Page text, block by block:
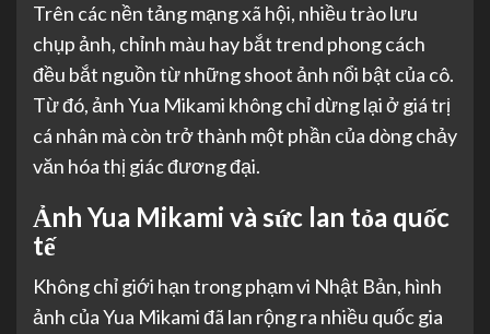
Trên các nền tảng mạng xã hội, nhiều trào lưu
chụp ảnh, chỉnh màu hay bắt trend phong cách
đều bắt nguồn từ những shoot ảnh nổi bật của cô.
Từ đó, ảnh Yua Mikami không chỉ dừng lại ở giá trị
cá nhân mà còn trở thành một phần của dòng chảy
văn hóa thị giác đương đại.
Ảnh Yua Mikami và sức lan tỏa quốc
tế
Không chỉ giới hạn trong phạm vi Nhật Bản, hình
ảnh của Yua Mikami đã lan rộng ra nhiều quốc gia